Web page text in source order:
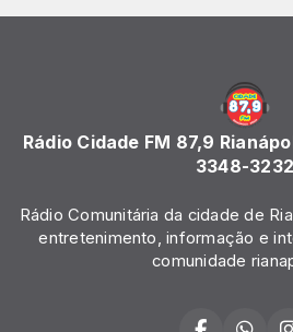
Rádio Cidade FM 87,9
3348-3232
Rádio Comunitária da cidade de
entretenimento, informação e
comunidade